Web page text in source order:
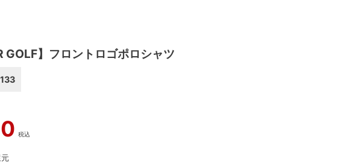
GOLF】フロントロゴポロシャツ
税込